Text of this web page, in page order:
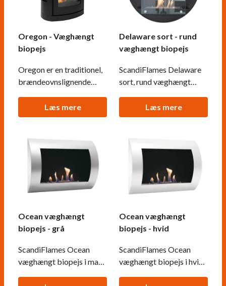
Oregon - Væghængt
biopejs
Oregon er en traditionel,
brændeovnslignende
monteres på væggen
uden behov for en
og stilrene biopejs
efterligner det klassiske
brændeovnsdesign og
giver mulighed for at se
flammerne fra tre sider.
Læs mere
Delaware sort - rund
væghængt biopejs
ScandiFlames Delaware
sort, rund væghængt
elegant kant. Pejsen har
et 1,5 liters brandkar, der
varmeeffekt på 1,76 kW.
Med monteret
sikkerhedsglas er
flammerne beskyttet
Læs mere
Ocean væghængt
biopejs - grå
ScandiFlames Ocean
væghængt biopejs i mat
Ocean væghængt
biopejs - hvid
ScandiFlames Ocean
væghængt biopejs i hvid